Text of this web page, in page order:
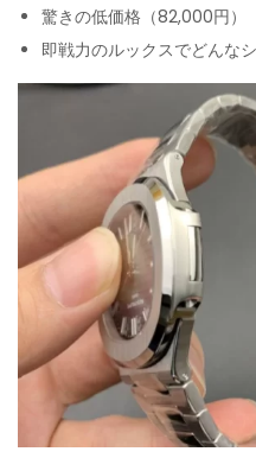
驚きの低価格（82,000円）
即戦力のルックスでどんな